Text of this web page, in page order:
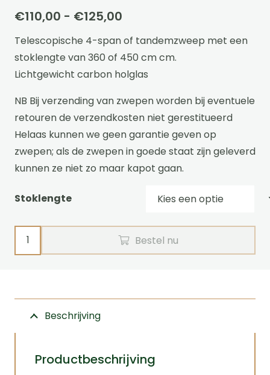
€110,00 - €125,00
€110,00
tot
€125,00
Telescopische 4-span of tandemzweep met een
stoklengte van 360 of 450 cm cm.
Lichtgewicht carbon holglas
NB Bij verzending van zwepen worden bij eventuele
retouren de verzendkosten niet gerestitueerd
Helaas kunnen we geen garantie geven op
zwepen; als de zwepen in goede staat zijn geleverd
kunnen ze niet zo maar kapot gaan.
Stoklengte
Telescopische
tandem/
Bestel nu
Beschrijving
Productbeschrijving